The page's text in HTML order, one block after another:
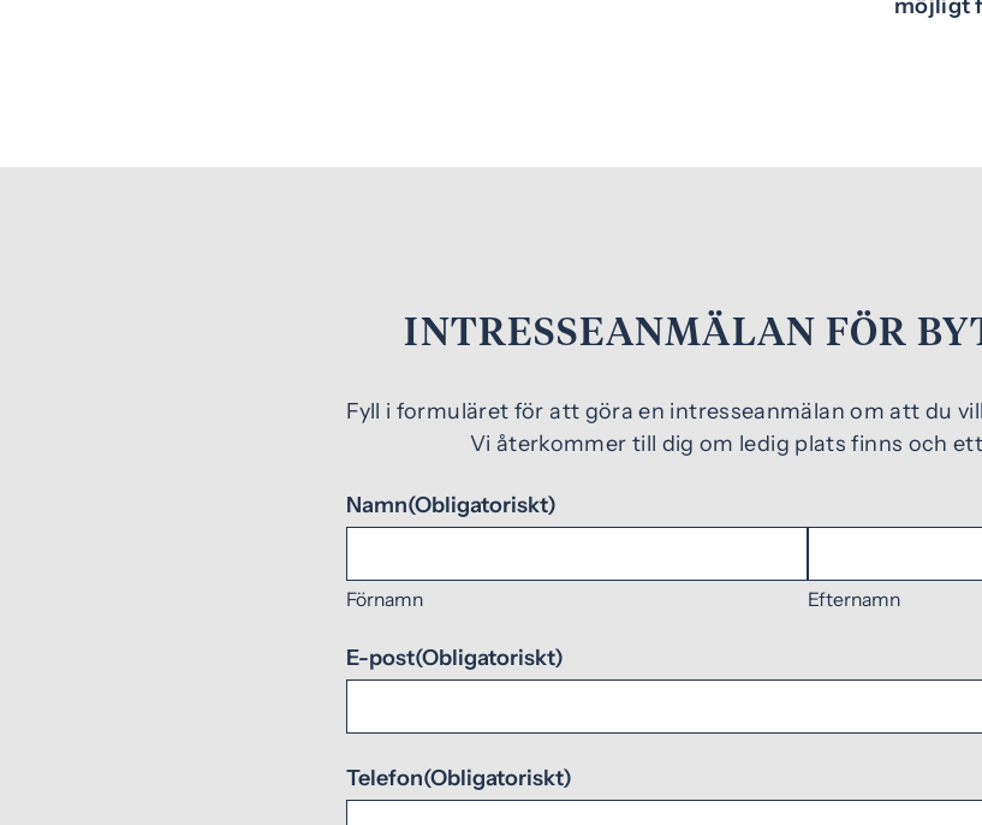
möjligt
INTRESSEANMÄLAN FÖR
Fyll i formuläret för att göra en intresseanmälan om att du
Vi återkommer till dig om ledig plats finns och
Namn(Obligatoriskt)
Förnamn Efternamn
E-post(Obligatoriskt)
Telefon(Obligatoriskt)